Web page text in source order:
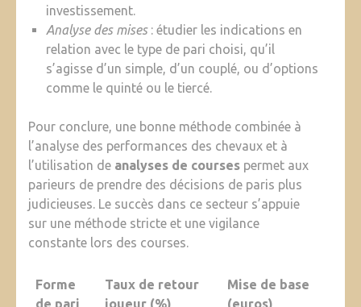
investissement.
Analyse des mises: étudier les indications en
relation avec le type de pari choisi, qu’il
s’agisse d’un simple, d’un couplé, ou d’options
comme le quinté ou le tiercé.
Pour conclure, une bonne méthode combinée à
l’analyse des performances des chevaux et à
l’utilisation de analyses de courses permet aux
parieurs de prendre des décisions de paris plus
judicieuses. Le succès dans ce secteur s’appuie
sur une méthode stricte et une vigilance
constante lors des courses.
Forme
de pari
Taux de retour
joueur (%)
Mise de base
(euros)